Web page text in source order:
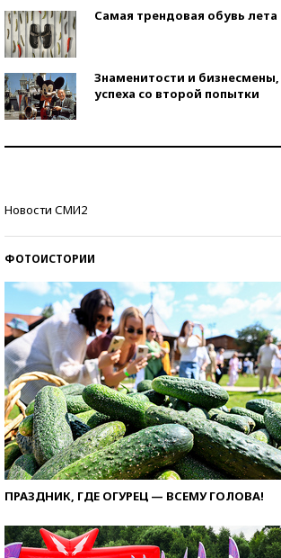
Самая трендовая обувь лета
Знаменитости и
успеха со второй попытки
Новости СМИ2
ФОТОИСТОРИИ
ПРАЗДНИК, ГДЕ ОГУРЕЦ — ВСЕМУ ГОЛОВА!